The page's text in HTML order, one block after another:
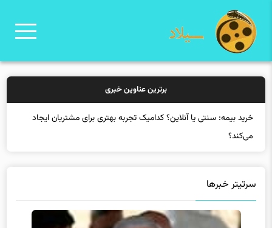
برترین عناوین خبری
خرید بیمه: سنتی یا آنلاین؟ کدامیک تجربه بهتری برای مشتریان ایجاد
می‌کند؟
سرتیتر خبرها